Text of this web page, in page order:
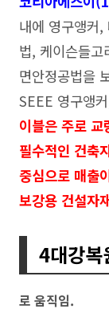
내에 영구앵커
법, 케이슨들
면안정공법을
SEEE 영구앵
이블은 주로
필수적인 건축
중심으로 매출
보강용 건설자
4대강복
로 움직임.